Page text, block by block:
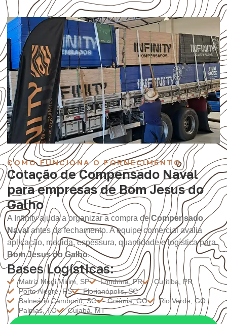
COMO FUNCIONA O FORNECIMENTO
Cotação de Compensado Naval
para empresas de Bom Jesus do
Galho
A Infinity ajuda a organizar a compra deCompensado
Navalantes do fechamento. A equipe comercial avalia
aplicação, medida, espessura, quantidade e logística para
Bom Jesus do Galho.
Bases Logísticas:
Matriz Mogi Mirim, SP Londrina, PR
Curitiba, PR
Porto Alegre, RS
Florianópolis, SC
Balneário Camboriú, SC
Goiânia, GO
Rio Verde, GO
Palmas, TO
Cuiabá, MT